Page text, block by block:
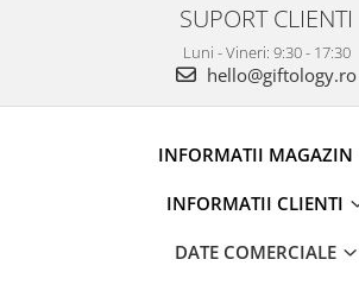
SUPORT CLIENTI
Luni - Vineri: 9:30 - 17:30
hello@giftology.ro
INFORMATII MAGAZIN
INFORMATII CLIENTI
DATE COMERCIALE